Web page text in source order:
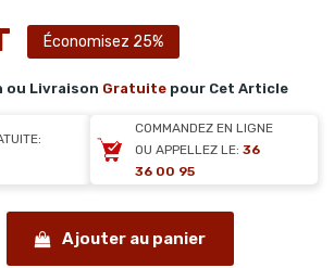
Économisez 25%
ou Livraison Gratuite pour Cet Article
COMMANDEZ EN LIGNE
OU APPELLEZ LE: 36
36 00 95
Ajouter au panier